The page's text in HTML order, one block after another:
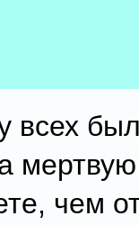
всех
чем